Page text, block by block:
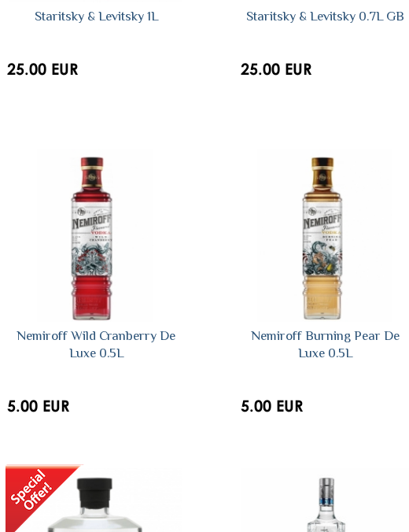
Staritsky & Levitsky 1L
25.00 EUR
Staritsky & Levitsky 0.7L GB
25.00 EUR
Nemiroff Wild Cranberry De
Luxe 0.5L
5.00 EUR
Nemiroff Burning Pear De
Luxe 0.5L
5.00 EUR